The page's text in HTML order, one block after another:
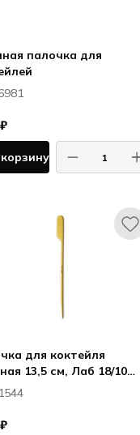
палочка для
для коктейля
13,5 см, Лаб 18/10
Золотой / Lab 18/10
Gold